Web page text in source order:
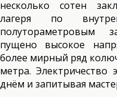
несколько сотен
лагеря по
полутораметровым
пущено высокое
более мирный ряд
метра. Электричество
днём и запитывая